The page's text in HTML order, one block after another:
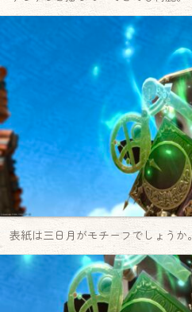
表紙は三日月がモチーフでしょうか。